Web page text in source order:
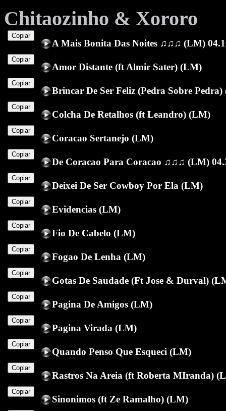
Chitaozinho & Xororo
A Mais Bonita Das Noites ♫♫♫ (LM)
Copiar
Amor Distante (ft Almir Sater) (LM)
Copiar
Brincar De Ser Feliz (Pedra Sobre
Copiar
Colcha De Retalhos (ft Leandro) (LM)
Copiar
Coracao Sertanejo (LM)
Copiar
De Coracao Para Coracao ♫♫♫ (LM)
Copiar
Deixei De Ser Cowboy Por Ela (LM)
Copiar
Evidencias (LM)
Copiar
Fio De Cabelo (LM)
Copiar
Fogao De Lenha (LM)
Copiar
Gotas De Saudade (Ft Jose & Durval)
Copiar
Pagina De Amigos (LM)
Copiar
Pagina Virada (LM)
Copiar
Quando Penso Que Esqueci (LM)
Copiar
Rastros Na Areia (ft Roberta MIranda)
Copiar
Sinonimos (ft Ze Ramalho) (LM)
Copiar